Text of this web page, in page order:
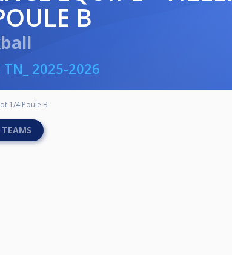
B
TN_ 2025-2026
1/4 Poule B